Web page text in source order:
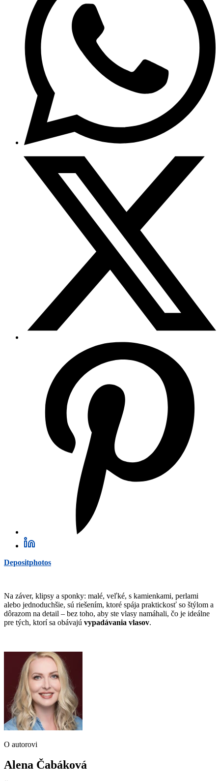
Depositphotos
Na záver, klipsy a sponky: malé, veľké, s kamienkami, perlami
alebo jednoduchšie, sú riešením, ktoré spája praktickosť so štýlom a
dôrazom na detail – bez toho, aby ste vlasy namáhali, čo je ideálne
pre tých, ktorí sa obávajú vypadávania vlasov.
O autorovi
Alena Čabáková